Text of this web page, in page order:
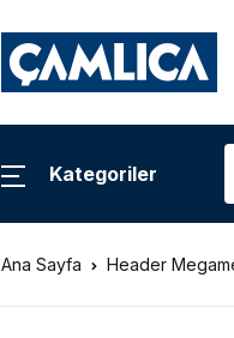
Kategoriler
Ana Sayfa Header